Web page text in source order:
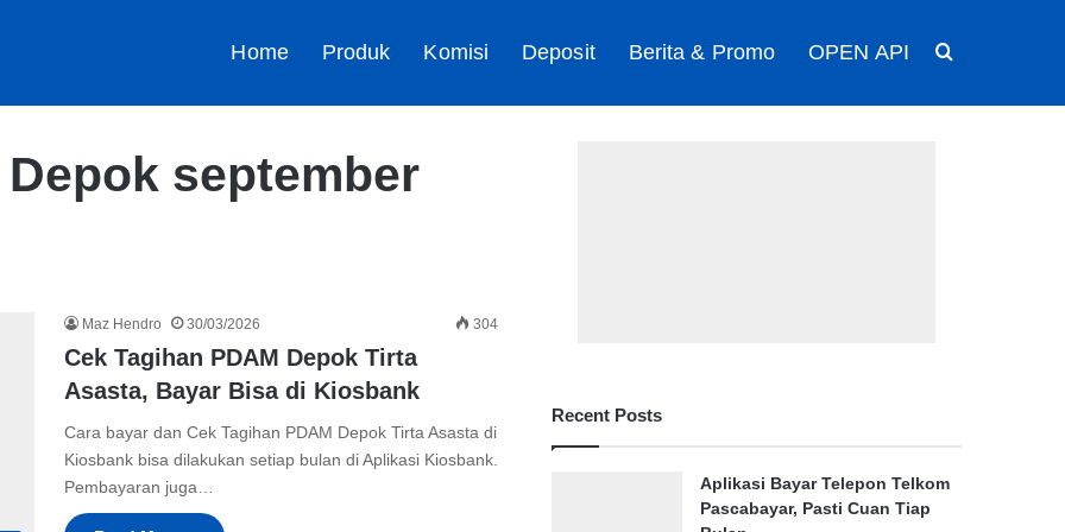
Home Produk Komisi Deposit Berita & Promo OPEN API
september
Maz Hendro 30/03/2026 304
Cek Tagihan PDAM Depok Tirta
Asasta, Bayar Bisa di Kiosbank
Cara bayar dan Cek Tagihan PDAM Depok Tirta Asasta di
Kiosbank bisa dilakukan setiap bulan di Aplikasi Kiosbank.
Pembayaran juga…
Recent Posts
Aplikasi Bayar Telepon Telkom
Pascabayar, Pasti Cuan Tiap